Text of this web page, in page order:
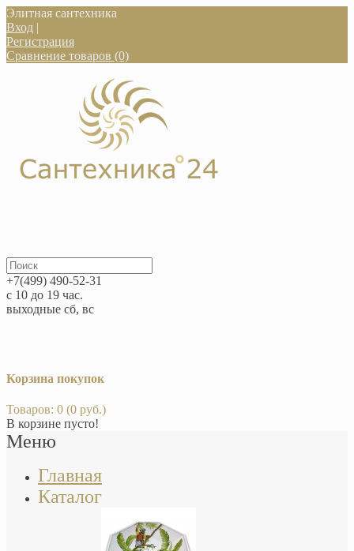
Элитная сантехника
Вход |
Регистрация
Сравнение товаров (0)
+7(499) 490-52-31
с 10 до 19 час.
выходные сб, вс
Корзина покупок
Товаров: 0 (0 руб.)
В корзине пусто!
Меню
Главная
Каталог